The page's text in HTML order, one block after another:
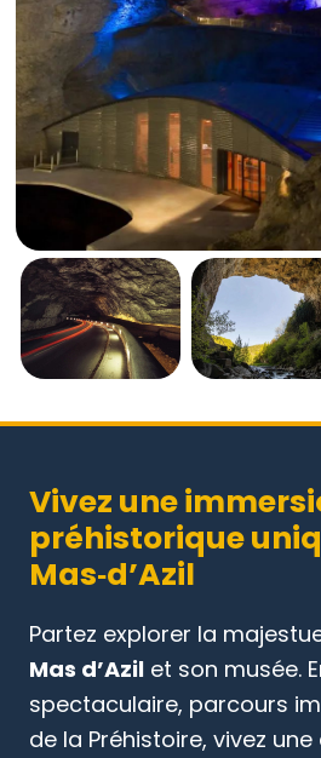
Vivez une
préhistorique
Mas‑d’Azil
Partez explorer la
Mas d’Azil et son musée.
spectaculaire, parcours
de la Préhistoire, vivez